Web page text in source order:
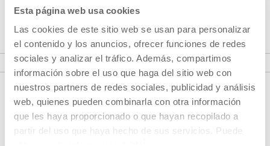
Esta página web usa cookies
Las cookies de este sitio web se usan para personalizar
el contenido y los anuncios, ofrecer funciones de redes
sociales y analizar el tráfico. Además, compartimos
información sobre el uso que haga del sitio web con
nuestros partners de redes sociales, publicidad y análisis
web, quienes pueden combinarla con otra información
que les haya proporcionado o que hayan recopilado a
partir del uso que haya hecho de sus servicios. Puede
professionals.
VER PROGRAMME